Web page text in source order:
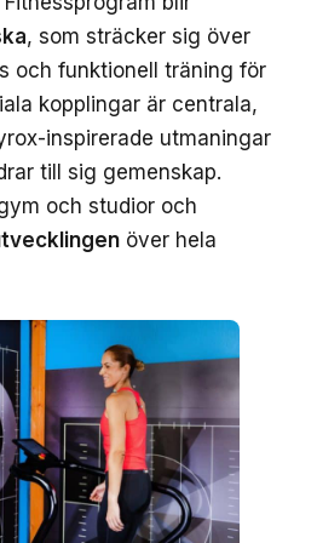
, som sträcker sig över
och funktionell träning för
kopplingar är centrala,
inspirerade utmaningar
till sig gemenskap.
och studior och
över hela